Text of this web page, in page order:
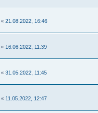
« 21.08.2022, 16:46
« 16.06.2022, 11:39
« 31.05.2022, 11:45
« 11.05.2022, 12:47